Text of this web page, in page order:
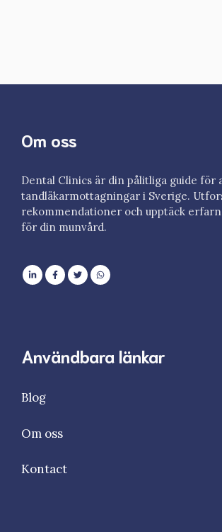
Om oss
Dental Clinics är din pålitliga guide för
tandläkarmottagningar i Sverige.
rekommendationer och upptäck
för din munvård.
Användbara länkar
Blog
Om oss
Kontact